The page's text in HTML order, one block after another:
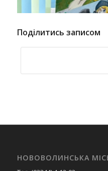
Поділитись записом
НОВОВОЛИНСЬКА